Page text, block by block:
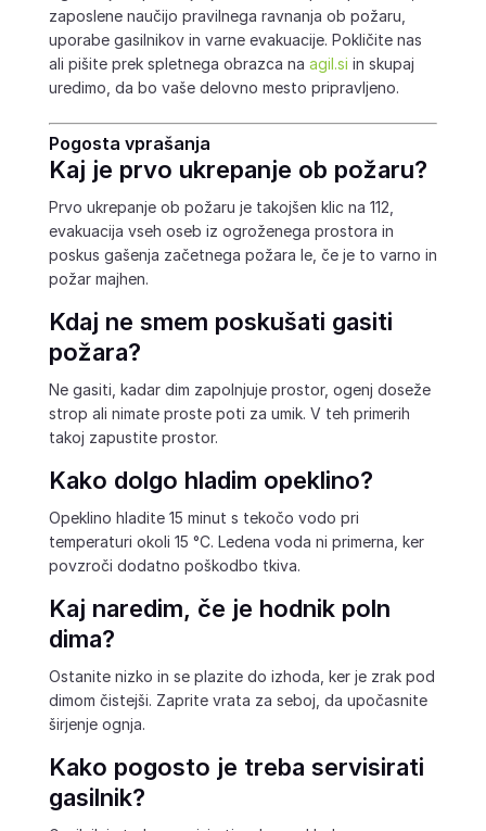
zaposlene naučijo pravilnega ravnanja ob požaru,
uporabe gasilnikov in varne evakuacije. Pokličite nas
ali pišite prek spletnega obrazca na agil.si in skupaj
uredimo, da bo vaše delovno mesto pripravljeno.
Pogosta vprašanja
Kaj je prvo ukrepanje ob požaru?
Prvo ukrepanje ob požaru je takojšen klic na 112,
evakuacija vseh oseb iz ogroženega prostora in
poskus gašenja začetnega požara le, če je to varno in
požar majhen.
Kdaj ne smem poskušati gasiti
požara?
Ne gasiti, kadar dim zapolnjuje prostor, ogenj doseže
strop ali nimate proste poti za umik. V teh primerih
takoj zapustite prostor.
Kako dolgo hladim opeklino?
Opeklino hladite 15 minut s tekočo vodo pri
temperaturi okoli 15 °C. Ledena voda ni primerna, ker
povzroči dodatno poškodbo tkiva.
Kaj naredim, če je hodnik poln
dima?
Ostanite nizko in se plazite do izhoda, ker je zrak pod
dimom čistejši. Zaprite vrata za seboj, da upočasnite
širjenje ognja.
Kako pogosto je treba servisirati
gasilnik?